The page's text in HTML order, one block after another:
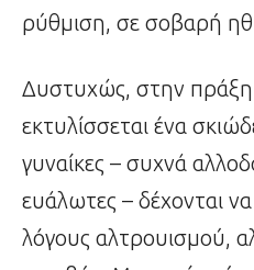
ρύθμιση, σε σοβαρή
Δυστυχώς, στην πράξη
εκτυλίσσεται ένα
γυναίκες – συχνά
ευάλωτες – δέχονται
λόγους αλτρουισμού,